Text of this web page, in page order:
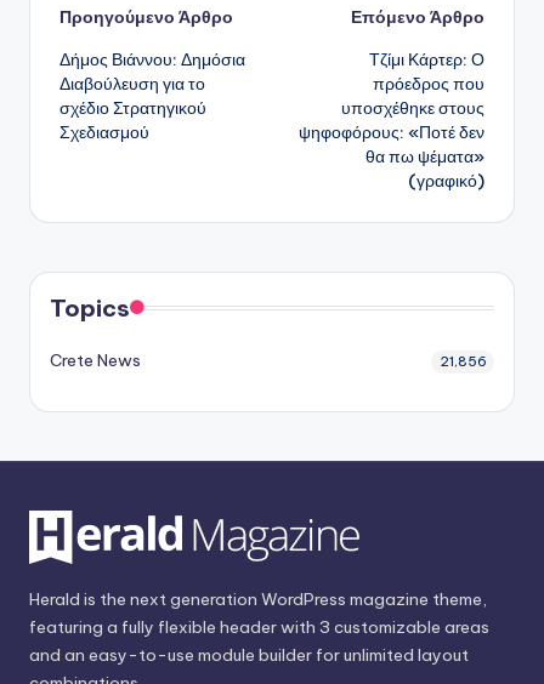
Πλοήγηση
δημοσιεύσεων
Προηγούμενο Άρθρο
Δήμος Βιάννου: Δημόσια
Διαβούλευση για το
σχέδιο Στρατηγικού
Σχεδιασμού
Επόμενο Άρθρο
Τζίμι Κάρτερ: Ο
πρόεδρος που
υποσχέθηκε στους
ψηφοφόρους: «Ποτέ δεν
θα πω ψέματα»
(γραφικό)
Topics
Crete News 21,856
Herald is the next generation WordPress magazine theme,
featuring a fully flexible header with 3 customizable areas
and an easy-to-use module builder for unlimited layout